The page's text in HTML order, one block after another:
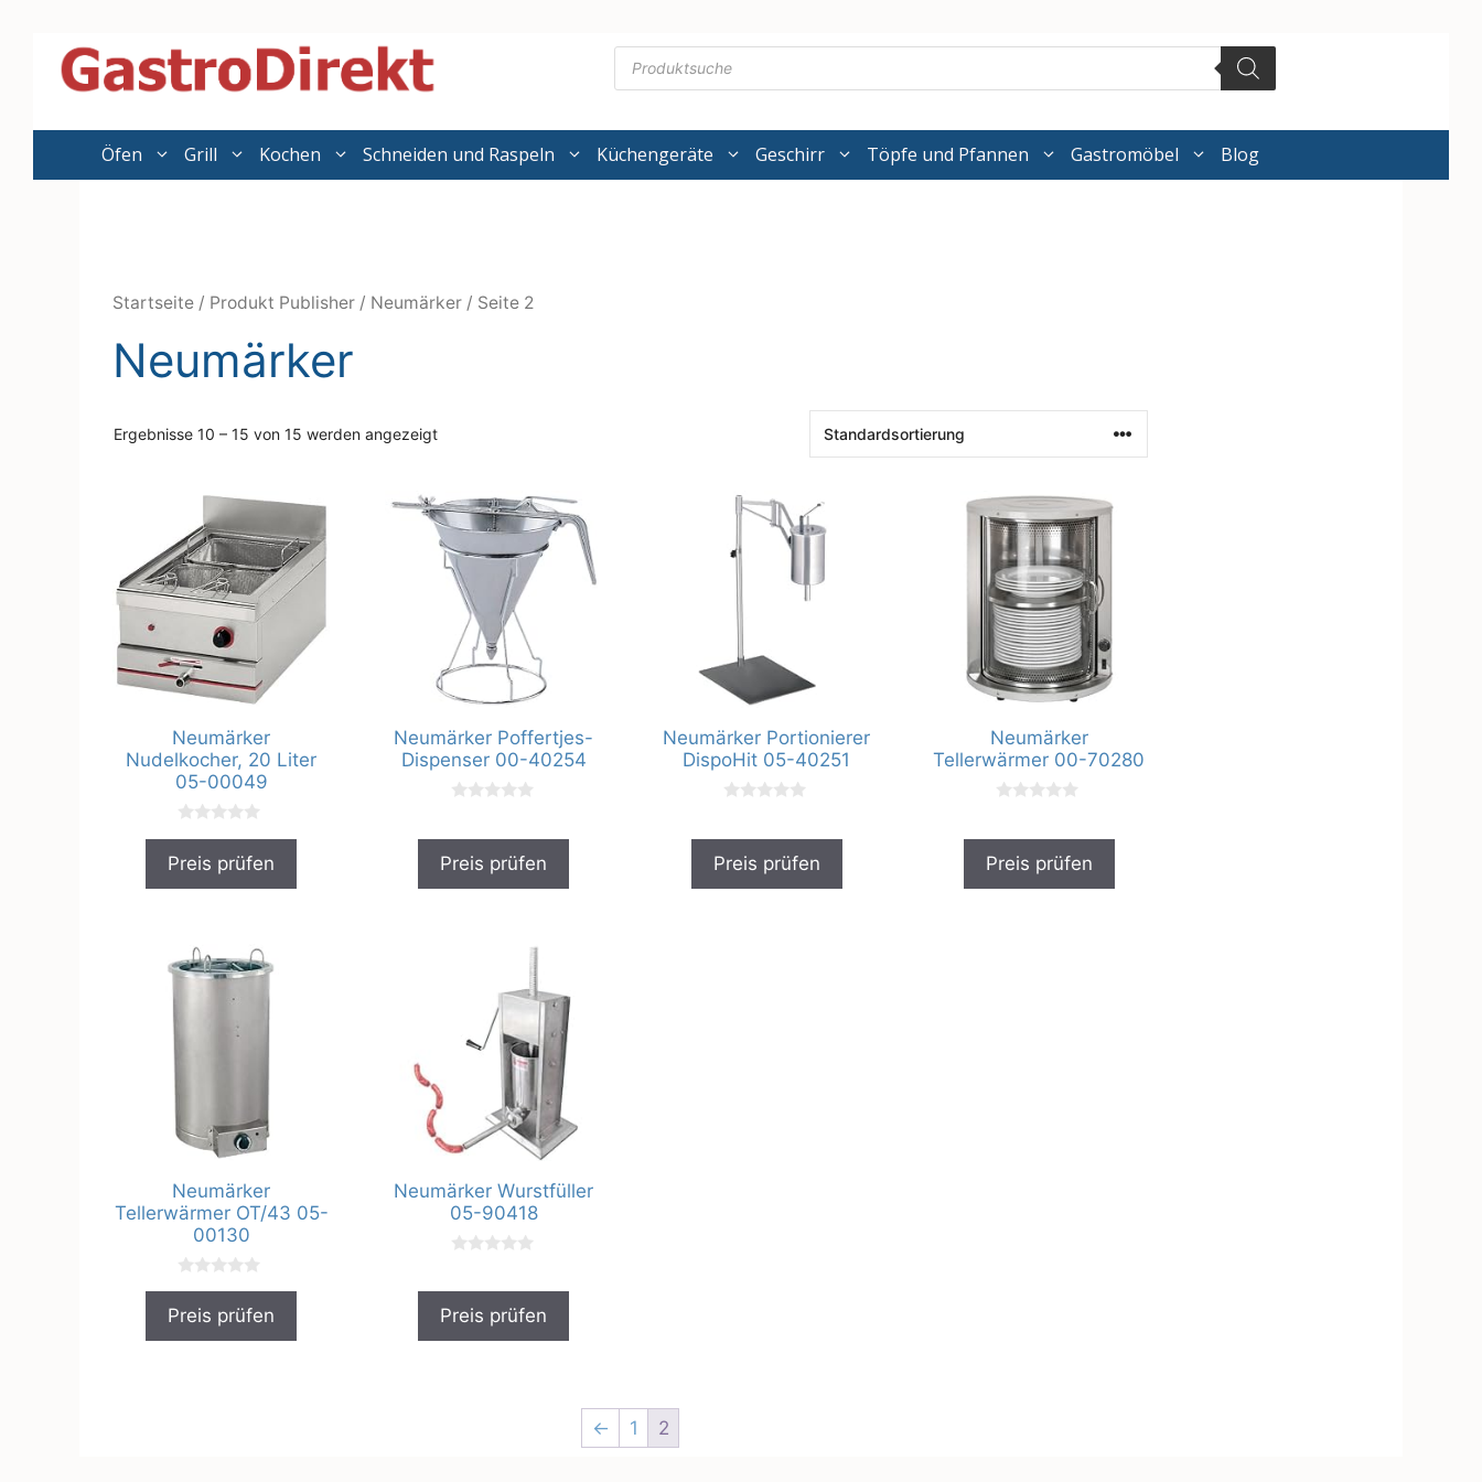
Zum
Inhalt
Products
search
Öfen Grill Kochen Schneiden und Raspeln Küchengeräte Geschirr Töpfe und Pfannen Gastromöbel Blog
Startseite / Produkt Publisher / Neumärker / Seite 2
Neumärker
Ergebnisse 10 – 15 von 15 werden angezeigt
Neumärker
Nudelkocher, 20 Liter
05-00049
o
Preis prüfen
Neumärker Poffertjes-
Dispenser 00-40254
o
n
5
Preis prüfen
Neumärker Portionierer
DispoHit 05-40251
o
n
5
Preis prüfen
Neumärker
Tellerwärmer 00-70280
o
n
5
Preis prüfen
Neumärker
Tellerwärmer OT/43 05-
00130
0
o
Preis prüfen
Neumärker Wurstfüller
05-90418
o
n
5
Preis prüfen
← 1 2